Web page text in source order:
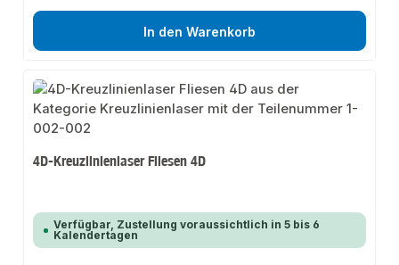
In den Warenkorb
4D-Kreuzlinienlaser Fliesen 4D
Verfügbar, Zustellung voraussichtlich in 5 bis 6
Kalendertagen